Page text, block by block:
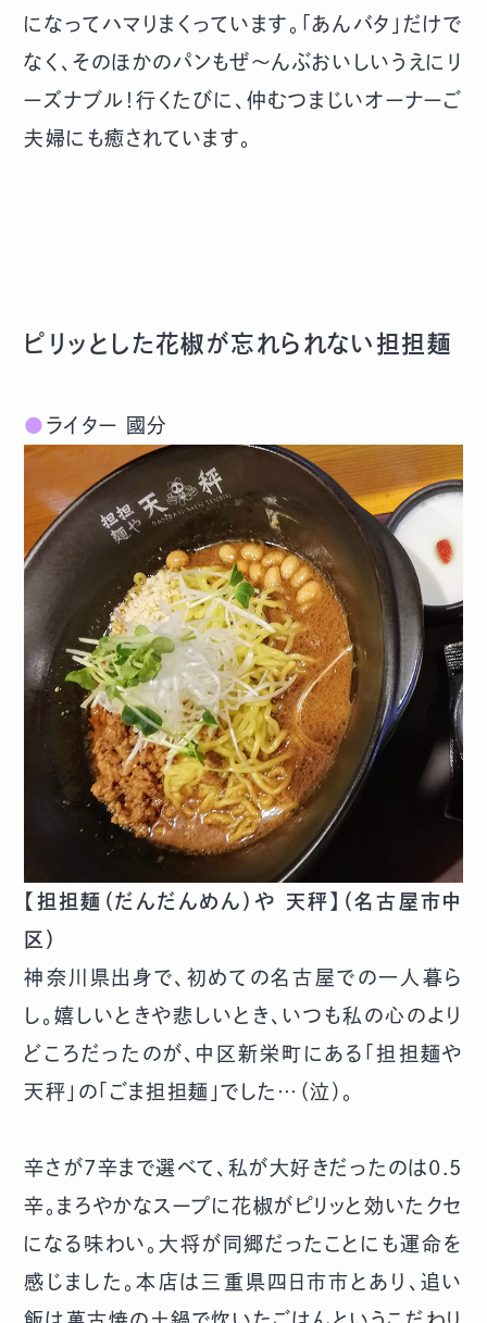
になってハマりまくっています。「あんバタ」だけで
なく、そのほかのパンもぜ～んぶおいしいうえにリ
ーズナブル！行くたびに、仲むつまじいオーナーご
夫婦にも癒されています。
ピリッとした花椒が忘れられない担担麺
● ライター 國分
【担担麺（だんだんめん）や 天秤】（名古屋市中
区）
神奈川県出身で、初めての名古屋での一人暮ら
し。嬉しいときや悲しいとき、いつも私の心のより
どころだったのが、中区新栄町にある「担担麺や
天秤」の「ごま担担麺」でした…（泣）。
辛さが7辛まで選べて、私が大好きだったのは0.5
辛。まろやかなスープに花椒がピリッと効いたクセ
になる味わい。大将が同郷だったことにも運命を
感じました。本店は三重県四日市市とあり、追い